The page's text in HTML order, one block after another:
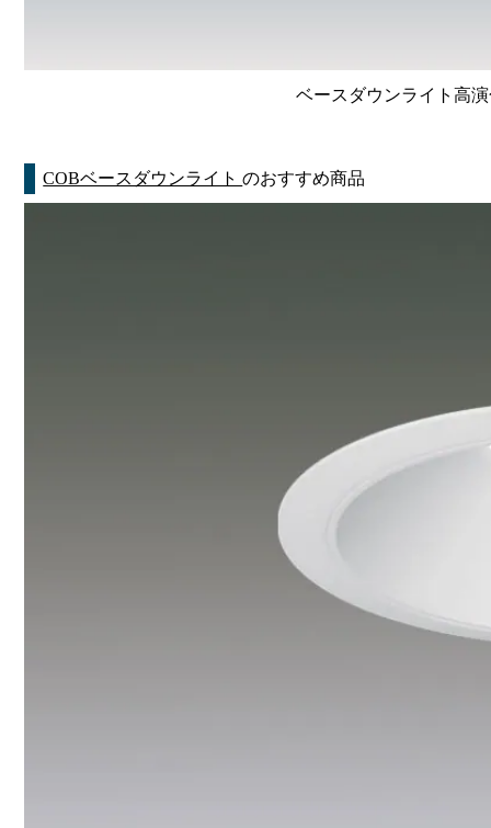
ベースダウンライト高
COBベースダウンライトのおすすめ商品